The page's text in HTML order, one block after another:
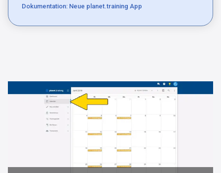
Dokumentation: Neue planet.training App